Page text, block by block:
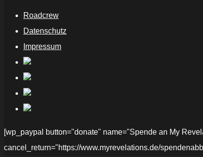
Roadcrew
Datenschutz
Impressum
[wp_paypal button="donate" name="Spende an My
cancel_return="https://www.myrevelations.de/